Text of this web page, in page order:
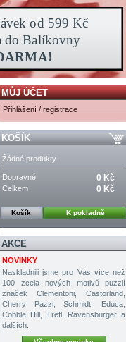
MŮJ ÚČET
Přihlášení / registrace
KOŠÍK
Žádné produkty
Dopravné 0 Kč
Celkem 0 Kč
Košík K pokladně
AKCE
NOVINKY
Naskladnili jsme pro Vás více než
100 zcela nových motivů puzzlí
značek Clementoni, Castorland,
Cherry Pazzi, Schmidt, Educa,
Cobble Hill, Trefl, Ravensburger a
dalších.